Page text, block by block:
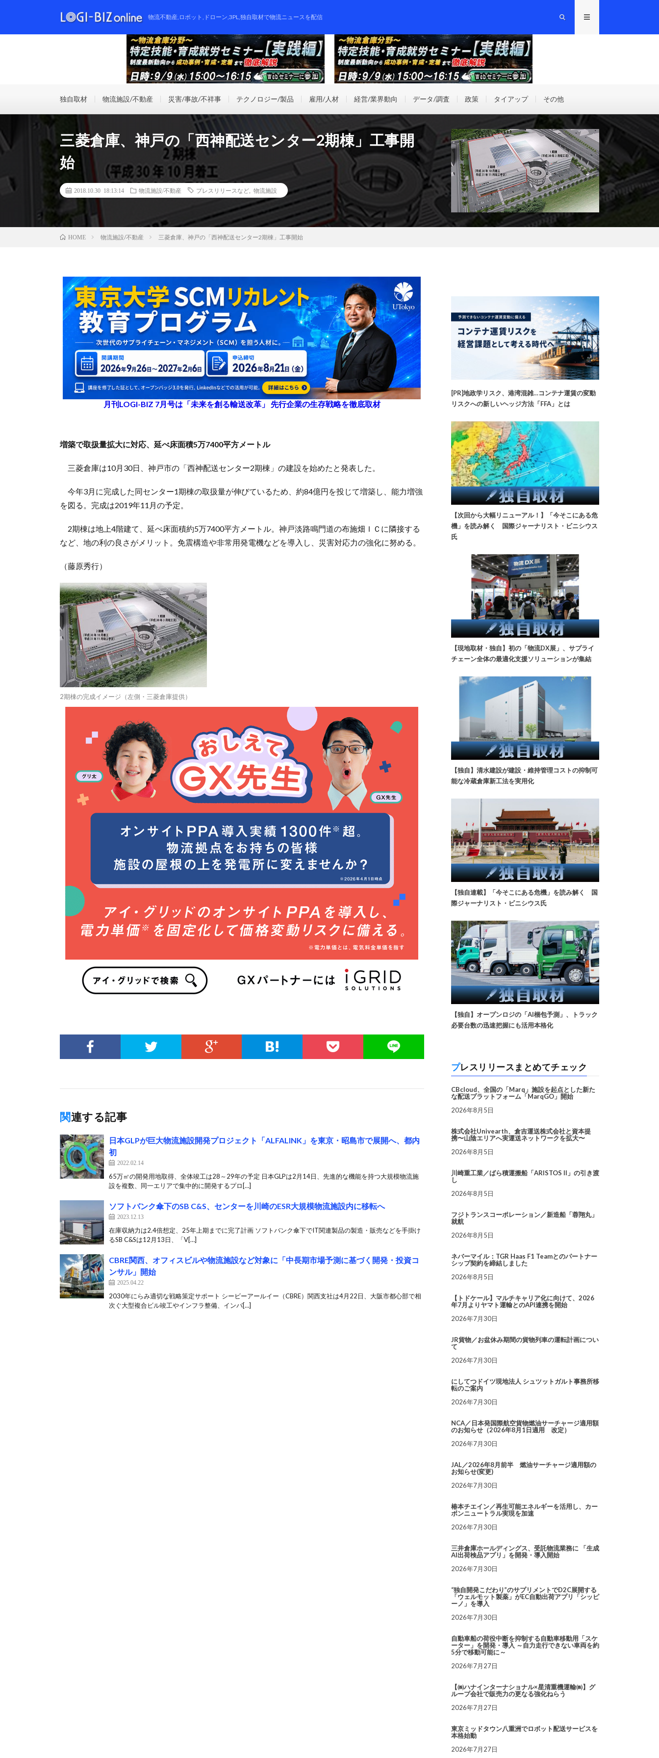
物流不動産,ロボット,ドローン,3PL,独自取材で物流ニュースを配信
独自取材 物流施設/不動産 災害/事故/不祥事 テクノロジー/製品 雇用/人材 経営/業界動向 データ/調査 政策 タイアップ その他
三菱倉庫、神戸の「西神配送センター2期棟」工事開
始
2018.10.30 18:13:14 物流施設/不動産 プレスリリースなど 物流施設
HOME 物流施設/不動産 三菱倉庫、神戸の「西神配送センター2期棟」工事開始
月刊LOGI-BIZ 7月号は「未来を創る輸送改革」 先行企業の生存戦略を徹底取材
増築で取扱量拡大に対応、延べ床面積5万7400平方メートル
三菱倉庫は10月30日、神戸市の「西神配送センター2期棟」の建設を始めたと発表した。
今年3月に完成した同センター1期棟の取扱量が伸びているため、約84億円を投じて増築し、能力増強
を図る。完成は2019年11月の予定。
2期棟は地上4階建て、延べ床面積約5万7400平方メートル。神戸淡路鳴門道の布施畑ＩＣに隣接する
など、地の利の良さがメリット。免震構造や非常用発電機などを導入し、災害対応力の強化に努める。
（藤原秀行）
2期棟の完成イメージ（左側・三菱倉庫提供）
関連する記事
日本GLPが巨大物流施設開発プロジェクト「ALFALINK」を東京・昭島市で展開へ、都内
初
2022.02.14
65万㎡の開発用地取得、全体竣工は28～29年の予定 日本GLPは2月14日、先進的な機能を持つ大規模物流施
設を複数、同一エリアで集中的に開発するプロ[…]
ソフトバンク傘下のSB C&S、センターを川崎のESR大規模物流施設内に移転へ
2023.12.13
在庫収納力は2.4倍想定、25年上期までに完了計画 ソフトバンク傘下でIT関連製品の製造・販売などを手掛け
るSB C&Sは12月13日、「V[…]
CBRE関西、オフィスビルや物流施設など対象に「中長期市場予測に基づく開発・投資コ
ンサル」開始
2025.04.22
2030年にらみ適切な戦略策定サポート シービーアールイー（CBRE）関西支社は4月22日、大阪市都心部で相
次ぐ大型複合ビル竣工やインフラ整備、インバ[…]
[PR]地政学リスク、港湾混雑…コンテナ運賃の変動
リスクへの新しいヘッジ方法「FFA」とは
【次回から大幅リニューアル！】「今そこにある危
機」を読み解く 国際ジャーナリスト・ビニシウス
氏
【現地取材・独自】初の「物流DX展」、サプライ
チェーン全体の最適化支援ソリューションが集結
【独自】清水建設が建設・維持管理コストの抑制可
能な冷蔵倉庫新工法を実用化
【独自連載】「今そこにある危機」を読み解く 国
際ジャーナリスト・ビニシウス氏
【独自】オープンロジの「AI梱包予測」、トラック
必要台数の迅速把握にも活用本格化
プレスリリースまとめてチェック
CBcloud、全国の「Marq」施設を起点とした新た
な配送プラットフォーム「MarqGO」開始
2026年8月5日
株式会社Univearth、倉吉運送株式会社と資本提
携〜山陰エリアへ実運送ネットワークを拡大〜
2026年8月5日
川崎重工業／ばら積運搬船「ARISTOS II」の引き渡
し
2026年8月5日
フジトランスコーポレーション／新造船「蓉翔丸」
就航
2026年8月5日
ネバーマイル：TGR Haas F1 Teamとのパートナー
シップ契約を締結しました
2026年8月5日
【トドケール】マルチキャリア化に向けて、2026
年7月よりヤマト運輸とのAPI連携を開始
2026年7月30日
JR貨物／お盆休み期間の貨物列車の運転計画につい
て
2026年7月30日
にしてつドイツ現地法人 シュツットガルト事務所移
転のご案内
2026年7月30日
NCA／日本発国際航空貨物燃油サーチャージ適用額
のお知らせ（2026年8月1日適用 改定）
2026年7月30日
JAL／2026年8月前半 燃油サーチャージ適用額の
お知らせ(変更)
2026年7月30日
椿本チエイン／再生可能エネルギーを活用し、カー
ボンニュートラル実現を加速
2026年7月30日
三井倉庫ホールディングス、受託物流業務に 「生成
AI出荷検品アプリ」を開発・導入開始
2026年7月30日
“独自開発こだわり”のサプリメントでD2C展開する
「ウェルモット製薬」がEC自動出荷アプリ「シッピ
ーノ」を導入
2026年7月30日
自動車船の荷役中断を抑制する自動車移動用「スケ
ーター」を開発・導入 ～自力走行できない車両を約
5分で移動可能に～
2026年7月27日
【㈱ハナインターナショナル×星清重機運輸㈱】グ
ループ会社で販売力の更なる強化ねらう
2026年7月27日
東京ミッドタウン八重洲でロボット配送サービスを
本格始動
2026年7月27日